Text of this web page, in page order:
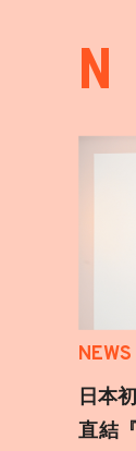
NEWS
日本
直結